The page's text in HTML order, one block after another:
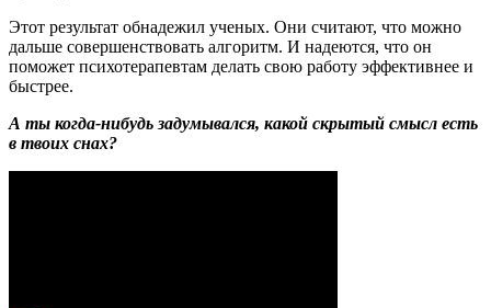
Этот результат обнадежил ученых. Они считают, что можно
дальше совершенствовать алгоритм. И надеются, что он
поможет психотерапевтам делать свою работу эффективнее и
быстрее.
А ты когда-нибудь задумывался, какой скрытый смысл есть
в твоих снах?